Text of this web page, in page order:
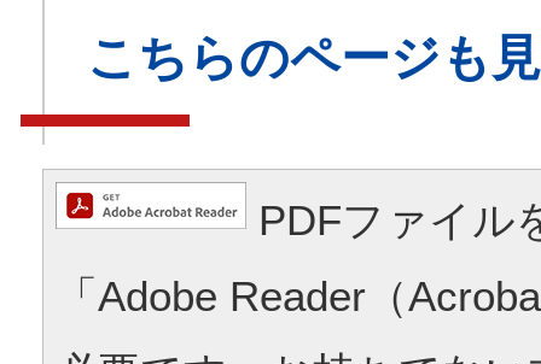
こちらのページも
PDFファイル
「Adobe Reader（